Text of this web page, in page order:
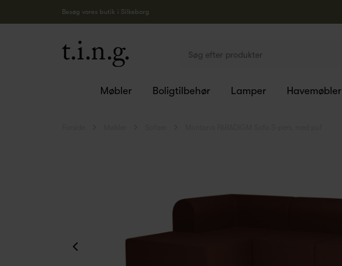
Besøg vores butik i Silkeborg
Møbler Boligtilbehør Lamper Havemøbler